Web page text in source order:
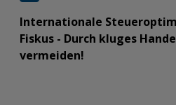
Internationale
Fiskus - Durch kluges
vermeiden!